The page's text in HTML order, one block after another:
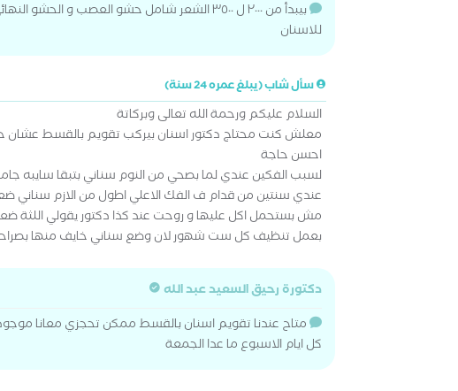
بيبدأ من ٢٠٠٠ ل ٣٥٠٠ الشعر شامل حشو العصب و الحشو
للاسنان
سأل شاب (يبلغ عمره 24 سنة)
السلام عليكم ورحمة الله تعالى وبركاتة
معلش كنت محتاج دكتور اسنان بيركب تقويم بالقسط عشان
احسن حاجة
لسبب الفكين عندي لما بصحي من النوم سناني بتبقا سايبه
عندي سنتين من قدام ف الفك الاعلي اطول من الازم سناني
مش بستحمل اكل عليها و روحت عند كذا دكتور يقولي اللثة
بعمل تنظيف كل ست شهور لان وضع سناني خايف منها
دكتورة رحيق السعيد عبد الله
متاح عندنا تقويم اسنان بالقسط ممكن تحجزي معانا
كل ايام الاسبوع ما عدا الجمعة